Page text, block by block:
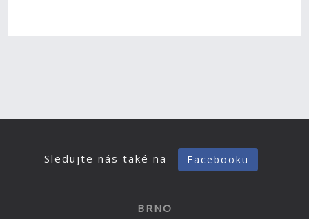
Sledujte nás také na Facebooku
BRNO